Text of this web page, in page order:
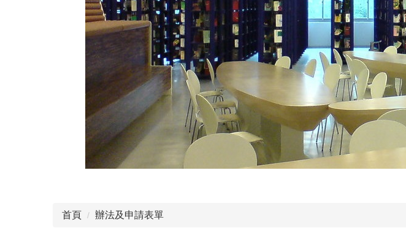
首頁 辦法及申請表單